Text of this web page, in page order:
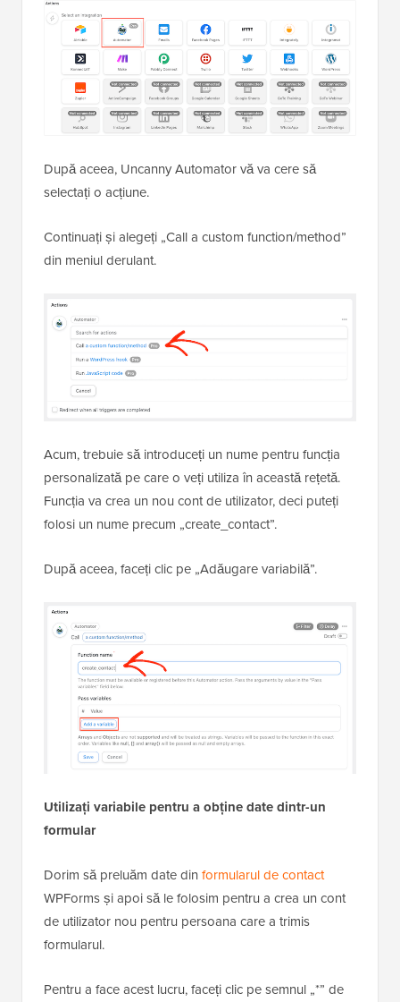
După aceea, Uncanny Automator vă va cere să
selectați o acțiune.
Continuați și alegeți „Call a custom function/method”
din meniul derulant.
Acum, trebuie să introduceți un nume pentru funcția
personalizată pe care o veți utiliza în această rețetă.
Funcția va crea un nou cont de utilizator, deci puteți
folosi un nume precum „create_contact”.
După aceea, faceți clic pe „Adăugare variabilă”.
Utilizați variabile pentru a obține date dintr-un
formular
Dorim să preluăm date din formularul de contact
WPForms și apoi să le folosim pentru a crea un cont
de utilizator nou pentru persoana care a trimis
formularul.
Pentru a face acest lucru, faceți clic pe semnul „*” de